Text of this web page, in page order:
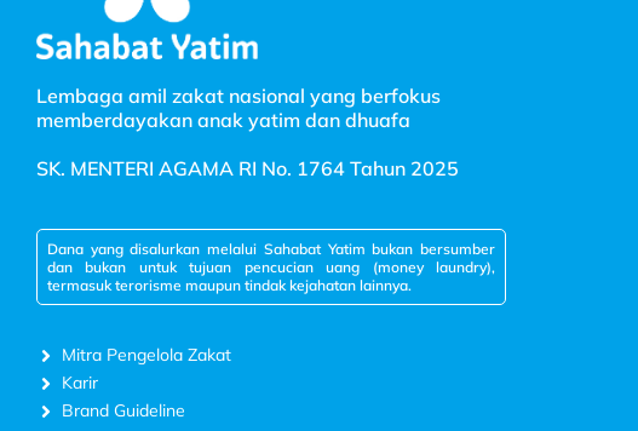
Lembaga amil zakat nasional yang berfokus
memberdayakan anak yatim dan dhuafa
SK. MENTERI AGAMA RI No. 1764 Tahun 2025
Dana yang disalurkan melalui Sahabat Yatim bukan bersumber
dan bukan untuk tujuan pencucian uang (money laundry),
termasuk terorisme maupun tindak kejahatan lainnya.
Mitra Pengelola Zakat
Karir
Brand Guideline